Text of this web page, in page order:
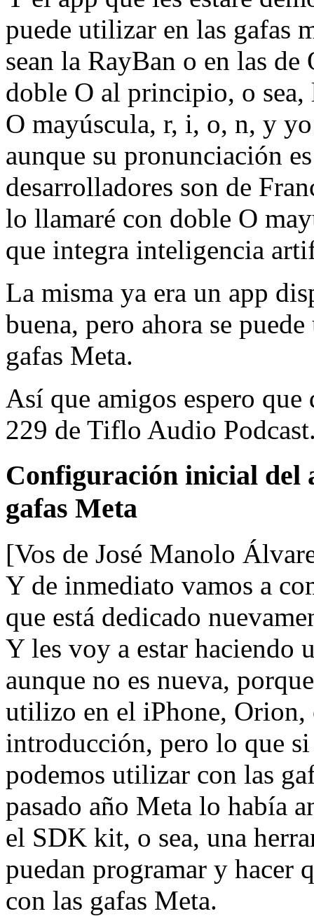
puede utilizar en las gafas
sean la RayBan o en las
doble O al principio, o
O mayúscula, r, i, o, n, y
aunque su pronunciación
desarrolladores son de
lo llamaré con doble O
que integra inteligencia
La misma ya era un app
buena, pero ahora se
gafas Meta.
Así que amigos espero
229 de Tiflo Audio
Configuración inicial del
gafas Meta
[Vos de José Manolo
Y de inmediato vamos a
que está dedicado
Y les voy a estar haciendo
aunque no es nueva,
utilizo en el iPhone, Orion,
introducción, pero lo que
podemos utilizar con las
pasado año Meta lo había
el SDK kit, o sea, una
puedan programar y hacer
con las gafas Meta.